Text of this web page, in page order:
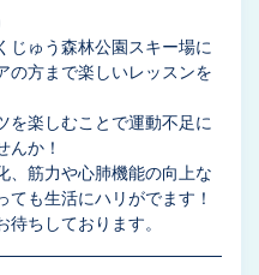
じゅう森林公園スキー場に
の方まで楽しいレッスンを
を楽しむことで運動不足に
んか！
、筋力や心肺機能の向上な
ても生活にハリがでます！
ちしております。